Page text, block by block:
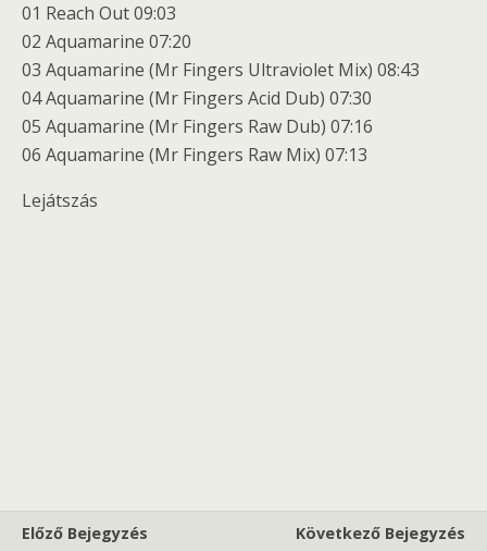
01 Reach Out 09:03
02 Aquamarine 07:20
03 Aquamarine (Mr Fingers Ultraviolet Mix) 08:43
04 Aquamarine (Mr Fingers Acid Dub) 07:30
05 Aquamarine (Mr Fingers Raw Dub) 07:16
06 Aquamarine (Mr Fingers Raw Mix) 07:13
Lejátszás
Előző Bejegyzés
Következő Bejegyzés